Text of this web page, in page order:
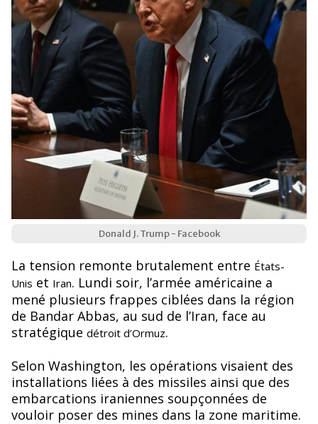
Donald J. Trump - Facebook
La tension remonte brutalement entre États-
Unis et Iran. Lundi soir, l’armée américaine a
mené plusieurs frappes ciblées dans la région
de Bandar Abbas, au sud de l’Iran, face au
stratégique détroit d’Ormuz.
Selon Washington, les opérations visaient des
installations liées à des missiles ainsi que des
embarcations iraniennes soupçonnées de
vouloir poser des mines dans la zone maritime.